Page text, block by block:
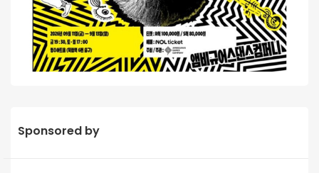
Sponsored by